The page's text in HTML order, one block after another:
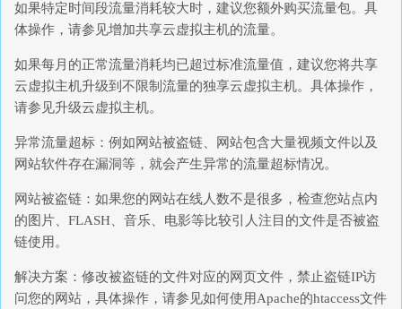
如果特定时间段流量消耗较大时，建议您额外购买流量包。具
体操作，请参见增加共享云虚拟主机的流量。
如果每月的正常流量消耗均已超过标准流量值，建议您将共享
云虚拟主机升级到不限制流量的独享云虚拟主机。具体操作，
请参见升级云虚拟主机。
异常流量超标：例如网站被盗链、网站包含大量视频文件以及
网站软件存在漏洞等，就会产生异常的流量超标情况。
网站被盗链：如果您的网站在线人数不是很多，检查您站点内
的图片、FLASH、音乐、电影等比较引人注目的文件是否被盗
链使用。
解决方案：修改被盗链的文件对应的网页文件，禁止盗链IP访
问您的网站，具体操作，请参见如何使用Apache的htaccess文件